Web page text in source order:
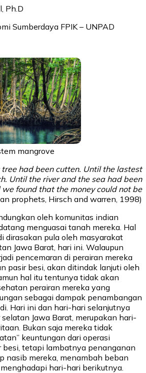
Ph.D
Sumberdaya FPIK – UNPAD
mangrove
had been cutten. Until the lastest
Until the river and the sea had been
found that the money could not be
prophets, Hirsch and warren, 1998)
oleh komunitas indian
menguasai tanah mereka. Hal
dirasakan pula oleh masyarakat
Jawa Barat, hari ini. Walaupun
pencemaran di perairan mereka
pasir besi, akan ditindak lanjuti oleh
hal itu tentunya tidak akan
perairan mereka yang
sebagai dampak penambangan
Hari ini dan hari-hari selanjutnya
Jawa Barat, merupakan hari-
Bukan saja mereka tidak
keuntungan dari operasi
besi, tetapi lambatnya penanganan
nasib mereka, menambah beban
hari-hari berikutnya.